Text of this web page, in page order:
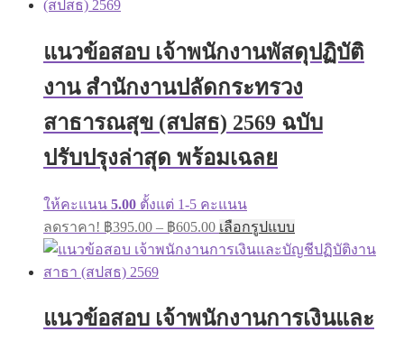
options
may
be
chosen
on
the
แนวข้อสอบ เจ้าพนักงานพัสดุปฏิบัติ
งาน สำนักงานปลัดกระทรวง
สาธารณสุข (สปสธ) 2569 ฉบับ
ปรับปรุงล่าสุด พร้อมเฉลย
ให้คะแนน 5.00 ตั้งแต่ 1-5 คะแนน
ลดราคา! ฿395.00 – ฿605.00Price
range:
฿395.00
เลือกรูปแบบ
product
has
The
options
แนวข้อสอบ เจ้าพนักงานการเงินและ